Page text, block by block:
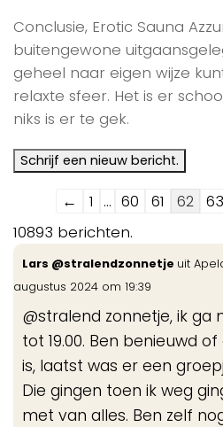
Conclusie, Erotic Sauna
buitengewone
geheel naar eigen wijze
relaxte sfeer. Het is er
niks is er te gek.
Navigatie
door
de
gastenboek-
lijst
← 1 ... 60 61 62 63
10893 berichten.
Lars @stralendzonnetje uit
augustus 2024 om 19:39
@stralend zonnetje, ik ga
tot 19.00. Ben benieuwd
is, laatst was er een
Die gingen toen ik weg
met van alles. Ben zelf